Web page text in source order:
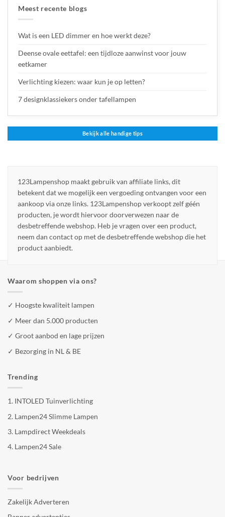
Meest recente blogs
Wat is een LED dimmer en hoe werkt deze?
Deense ovale eettafel: een tijdloze aanwinst voor jouw
eetkamer
Verlichting kiezen: waar kun je op letten?
7 designklassiekers onder tafellampen
Bekijk alle handige tips
123Lampenshop maakt gebruik van affiliate links, dit
betekent dat we mogelijk een vergoeding ontvangen voor een
aankoop via onze links. 123Lampenshop verkoopt zelf géén
producten, je wordt hiervoor doorverwezen naar de
desbetreffende webshop. Heb je vragen over een product,
neem dan contact op met de desbetreffende webshop die het
product aanbiedt.
Waarom shoppen via ons?
✓ Hoogste kwaliteit lampen
✓ Meer dan 5.000 producten
✓ Groot aanbod en lage prijzen
✓ Bezorging in NL & BE
Trending
1. INTOLED Tuinverlichting
2. Lampen24 Slimme Lampen
3. Lampdirect Weekdeals
4. Lampen24 Sale
Voor bedrijven
Zakelijk Adverteren